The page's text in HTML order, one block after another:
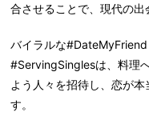
合させることで、現代の出
バイラルな
#ServingSinglesは、料理
よう人々を招待し、恋が
す。